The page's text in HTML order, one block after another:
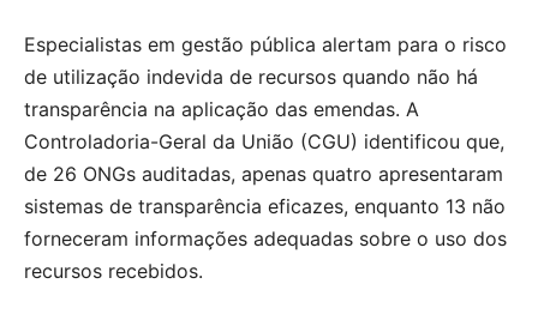
Especialistas em gestão pública alertam para o risco
de utilização indevida de recursos quando não há
transparência na aplicação das emendas. A
Controladoria-Geral da União (CGU) identificou que,
de 26 ONGs auditadas, apenas quatro apresentaram
sistemas de transparência eficazes, enquanto 13 não
forneceram informações adequadas sobre o uso dos
recursos recebidos.